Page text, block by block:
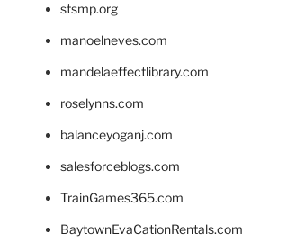
stsmp.org
manoelneves.com
mandelaeffectlibrary.com
roselynns.com
balanceyoganj.com
salesforceblogs.com
TrainGames365.com
BaytownEvaCationRentals.com